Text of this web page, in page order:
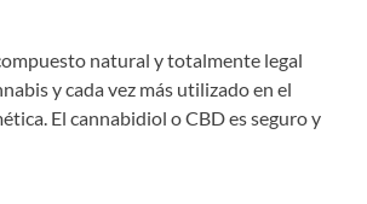
natural y totalmente legal
y cada vez más utilizado en el
El cannabidiol o CBD es seguro y